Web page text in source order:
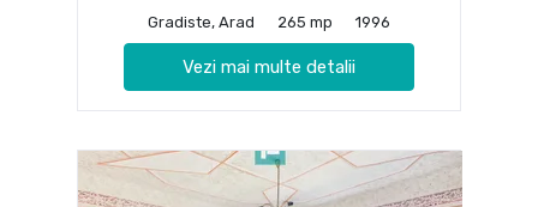
Gradiste, Arad
265 mp 1996
Vezi mai multe detalii